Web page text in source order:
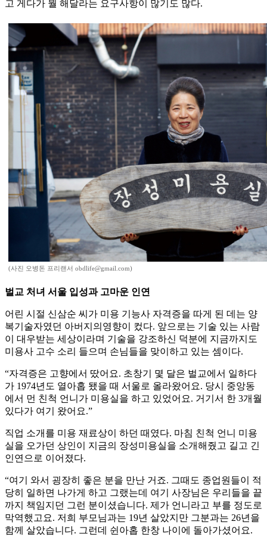
고 게다가 뭘 해달라는 요구사항이 많기도 많다.
(사진 오병돈 프리랜서 obdlife@gmail.com)
벌교 처녀 서울 입성과 고마운 인연
어린 시절 신삼순 씨가 미용 기능사 자격증을 따게 된 데는 양
복기술자였던 아버지의영향이 컸다. 앞으로는 기술 있는 사람
이 대우받는 세상이라며 기술을 강조하신 덕분에 지금까지도
미용사 고수 소리 들으며 손님들을 맞이하고 있는 셈이다.
“자격증은 고향에서 땄어요. 초창기 몇 달은 벌교에서 일하다
가 1974년도 열아홉 됐을 때 서울로 올라왔어요. 당시 중앙동
에서 먼 친척 언니가 미용실을 하고 있었어요. 거기서 한 3개월
있다가 여기 왔어요.”
직업 소개를 미용 재료상이 하던 때였다. 마침 친척 언니 미용
실을 오가던 상인이 지금의 장성미용실을 소개해줬고 길고 긴
인연으로 이어졌다.
“여기 와서 굉장히 좋은 분을 만난 거죠. 그때도 종업원들이 적
당히 일하면 나가게 하고 그랬는데 여기 사장님은 우리들을 끝
까지 책임지던 그런 분이셨습니다. 제가 언니라고 부를 정도로
막역했고요. 저희 부모님과는 19년 살았지만 그분과는 26년을
함께 살았습니다. 그런데 쉰아홉 한창 나이에 돌아가셨어요.